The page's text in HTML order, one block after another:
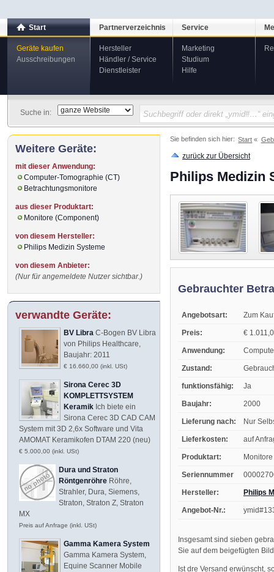
Start
Geräte kaufen
Ausschreibungen
Partnerverzeichnis
Hersteller
Händler / Service
Dienstleister
Service
Marketing
Studium
Hilfe
Suche in:
Sie befinden sich hier: Start
zurück zur Übersicht
Philips Medizin
Gebrauchter
Angebotsart: Zum
Preis: €
Anwendung:
Zustand:
funktionsfähig: Ja
Baujahr: 2000
Lieferung nach: Nur
Lieferkosten: auf
Produktart:
Seriennummer
Hersteller: Philips
Angebot-Nr.:
Insgesamt sind sieben
Sie auf dem beigefügten
Ist dre Versand erwünscht,
Weitere Geräte:
mit dieser Anwendung:
Computer-Tomographie (CT)
Betrachtungsmonitore
aus dieser Produktart:
Monitore (Component)
von diesem Hersteller:
Philips Medizin Systeme
von diesem Anbieter:
(Nur für angemeldete Nutzer sichtbar.)
verwandte Geräte:
BV Libra C-Bogen BV Libra
von Philips Healthcare,
Baujahr: 2011
€ 16.660,00 (inkl. USt)
Sirona Cerec 3D
KOMPLETTSYSTEM
Keramik Ich biete ein
Sirona Cerec 3D CAD CAM
System mit 3D 2,6x Software und Vita
AMOMAT Keramikofen DTAM 220 (neu)
€ 5.000,00 (inkl. USt)
Dura und Straton
Röntgenröhre Röhre,
Strahler, Dura, Siemens,
Straton, Straton Z, Straton
MX
Preis auf Anfrage (inkl. USt)
Gamma Kamera System
Gamma Kamera System,
Equine Scanner Mobile